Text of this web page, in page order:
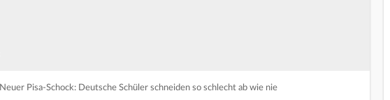
Neuer Pisa-Schock: Deutsche Schüler schneiden so schlecht ab wie nie